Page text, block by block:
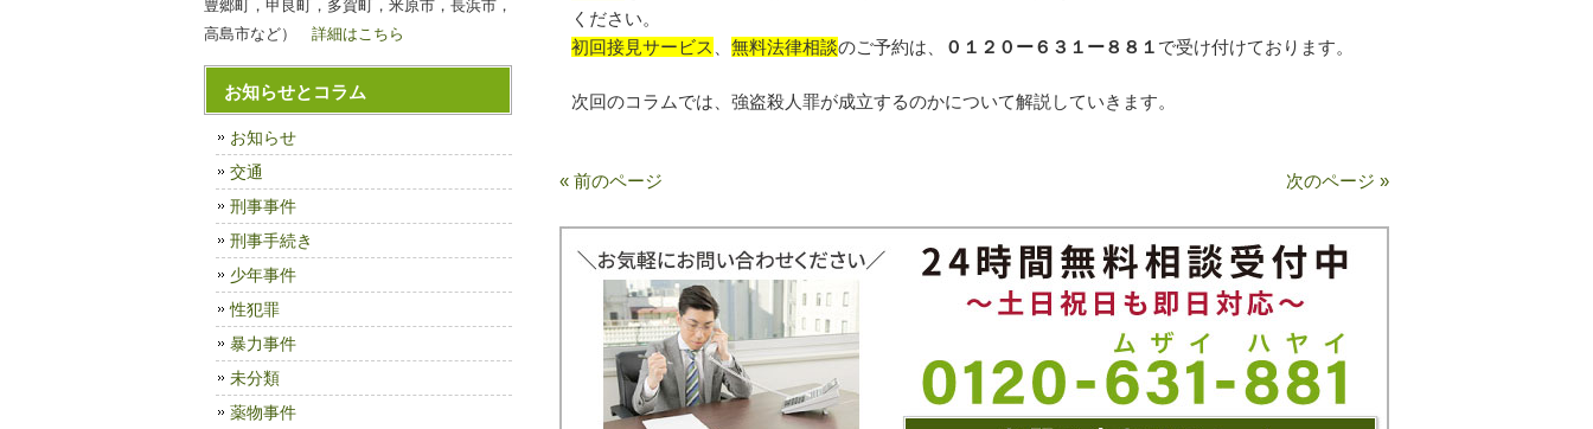
ください。
初回接見サービス
無料法律相談のご予約は、 ０１２０ー６３１ー８８１ で受け付けております。
次回のコラムでは、強盗殺人罪が成立するのかについて解説していきます。
« 前のページ 次のページ »
豊郷町，甲良町，多賀町，米原市，長浜市，
高島市など） 詳細はこちら
お知らせとコラム
お知らせ
交通
刑事事件
刑事手続き
少年事件
性犯罪
暴力事件
未分類
薬物事件